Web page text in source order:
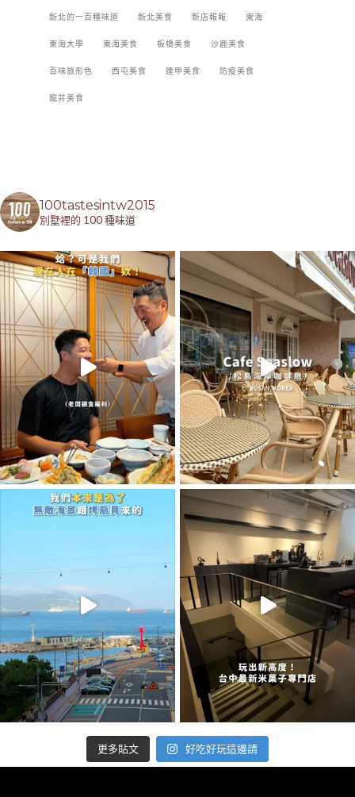
新北的一百種味道 新北美食 新店報報 東海
東海大學 東海美食 板橋美食 沙鹿美食
百味旅形色 西屯美食 逢甲美食 防疫美食
龍井美食
100tastesintw2015
別墅裡的 100 種味道
更多貼文 好吃好玩這邊請